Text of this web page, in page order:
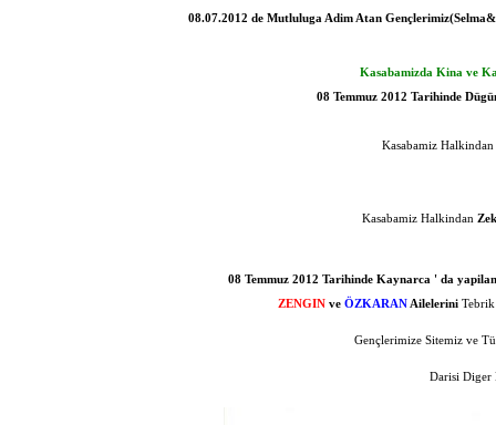
08.07.2012 de Mutluluga Adim Atan
Kasabamizda Kina ve
08 Temmuz 2012 Tarihinde
Kasabamiz Halkindan
Kasabamiz Halkindan
08 Temmuz 2012 Tarihinde Kaynarca ' da
ZENGIN ve ÖZKARAN AileleriniTebrik
Gençlerimize Sitemiz ve
Darisi Diger